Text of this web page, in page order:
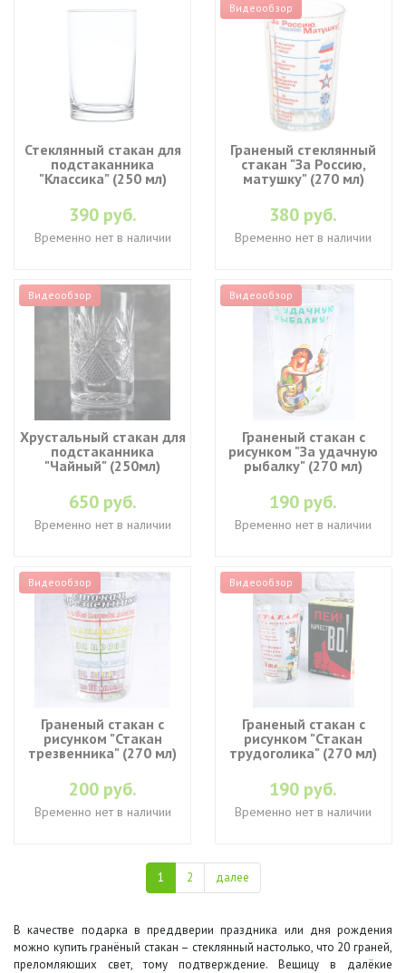
Стеклянный стакан для
подстаканника
"Классика" (250 мл)
390 руб.
Временно нет в наличии
Видеообзор
Граненый стеклянный
стакан "За Россию,
матушку" (270 мл)
380 руб.
Временно нет в наличии
Видеообзор
Хрустальный стакан для
подстаканника
"Чайный" (250мл)
650 руб.
Временно нет в наличии
Видеообзор
Граненый стакан с
рисунком "За удачную
рыбалку" (270 мл)
190 руб.
Временно нет в наличии
Видеообзор
Граненый стакан с
рисунком "Стакан
трезвенника" (270 мл)
200 руб.
Временно нет в наличии
Видеообзор
Граненый стакан с
рисунком "Стакан
трудоголика" (270 мл)
190 руб.
Временно нет в наличии
1 2 далее
В качестве подарка в преддверии праздника или дня рождения
можно купить гранёный стакан – стеклянный настолько, что 20 граней,
преломляющих свет, тому подтверждение. Вещицу в далёкие